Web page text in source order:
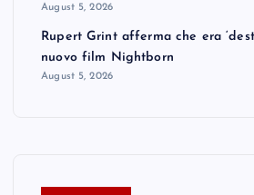
August 5, 2026
Rupert Grint afferma che era
nuovo film Nightborn
August 5, 2026